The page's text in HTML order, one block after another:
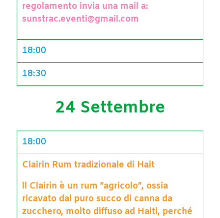
regolamento invia una mail a:
sunstrac.eventi@gmail.com
18:00
18:30
24 Settembre
18:00
Clairin Rum tradizionale di Hait
ll Clairin è un rum “agricolo”, ossia
ricavato dal puro succo di canna da
zucchero, molto diffuso ad Haiti, perché